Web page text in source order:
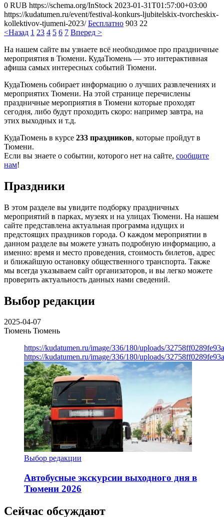
0 RUB https://schema.org/InStock 2023-01-31T01:57:00+03:00
https://kudatumen.ru/event/festival-konkurs-ljubitelskix-tvorcheskix-
kollektivov-tjumeni-2023/ Бесплатно 903 22
<Назад 1 23 4 5 6 7 Вперед >
На нашем сайте вы узнаете всё необходимое про праздничные
мероприятия в Тюмени. КудаТюмень — это интерактивная
афиша самых интересных событий Тюмени.
КудаТюмень собирает информацию о лучших развлечениях и
мероприятих Тюмени. На этой странице перечислены
праздничные мероприятия в Тюмени которые проходят
сегодня, либо будут проходить скоро: например завтра, на
этих выходных и т.д.
КудаТюмень в курсе 233 праздников, которые пройдут в
Тюмени.
Если вы знаете о событии, которого нет на сайте, сообщите
нам!
Праздники
В этом разделе вы увидите подборку праздничных
мероприятий в парках, музеях и на улицах Тюмени. На нашем
сайте представлена актуальная программа идущих и
предстоящих праздников города. О каждом мероприятии в
данном разделе вы можете узнать подробную информацию, а
именно: время и место проведения, стоимость билетов, адрес
и ближайшую остановку общественного транспорта. Также
мы всегда указываем сайт организаторов, и вы легко можете
проверить актуальность данных нами сведений.
Выбор редакции
2025-04-07
Тюмень Тюмень
https://kudatumen.ru/image/336/180/uploads/
https://kudatumen.ru/image/336/180/uploads/
Выбор редакции
Автобусные экскурсии выходного дня в
Тюмени 2026
Сейчас обсуждают